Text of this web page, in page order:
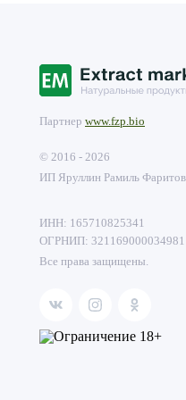
Партнер www.fzp.bio
© 2016 - 2026
ИП Яруллин Рамиль
ИНН: 165710825341
ОГРНИП: 321169000034981
Все права защищены.